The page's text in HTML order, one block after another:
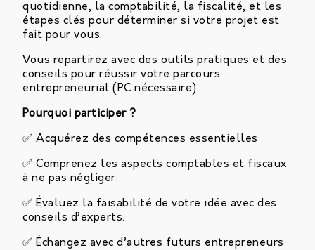
quotidienne, la comptabilité, la fiscalité, et les
étapes clés pour déterminer si votre projet est
fait pour vous.
Vous repartirez avec des outils pratiques et des
conseils pour réussir votre parcours
entrepreneurial (PC nécessaire).
Pourquoi participer ?
✅ Acquérez des compétences essentielles
✅ Comprenez les aspects comptables et fiscaux
à ne pas négliger.
✅ Évaluez la faisabilité de votre idée avec des
conseils d’experts.
✅ Échangez avec d’autres futurs entrepreneurs